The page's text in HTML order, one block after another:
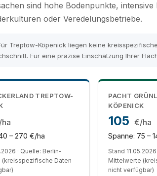
sind hohe Bodenpunkte,
oder Veredelungsbetriebe.
Treptow-Köpenick liegen keine
Für eine präzise Einschätzung Ihrer
TREPTOW-
– 270 €/ha
· Quelle: Berlin-
(kreisspezifische Daten
PACHT
KÖPENICK
105 €/ha
Spanne: 75 –
Stand
Mittelwerte
nicht verfügbar)